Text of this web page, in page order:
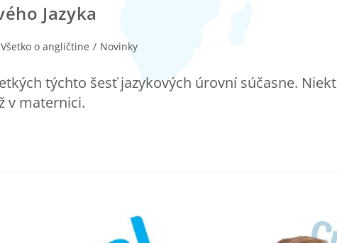
Jazyka
o angličtine / Novinky
týchto šesť jazykových úrovní súčasne.
v maternici.